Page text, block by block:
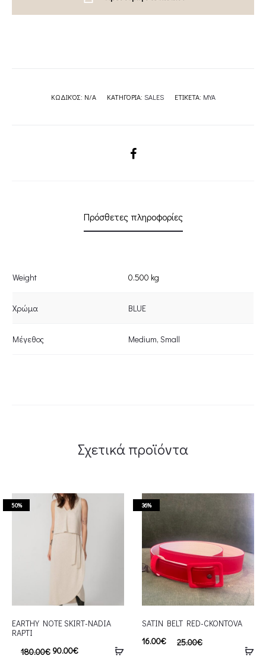
ΚΩΔΙΚΌΣ: N/A ΚΑΤΗΓΟΡΊΑ: SALES ΕΤΙΚΈΤΑ: MYA
SHARE
Πρόσθετες πληροφορίες
Weight 0.500 kg
Χρώμα BLUE
Μέγεθος Medium, Small
Σχετικά προϊόντα
50%
EARTHY NOTE SKIRT-NADIA
RAPTI
180.00€ 90.00€
36%
SATIN BELT RED-CKONTOVA
25.00€
16.00€